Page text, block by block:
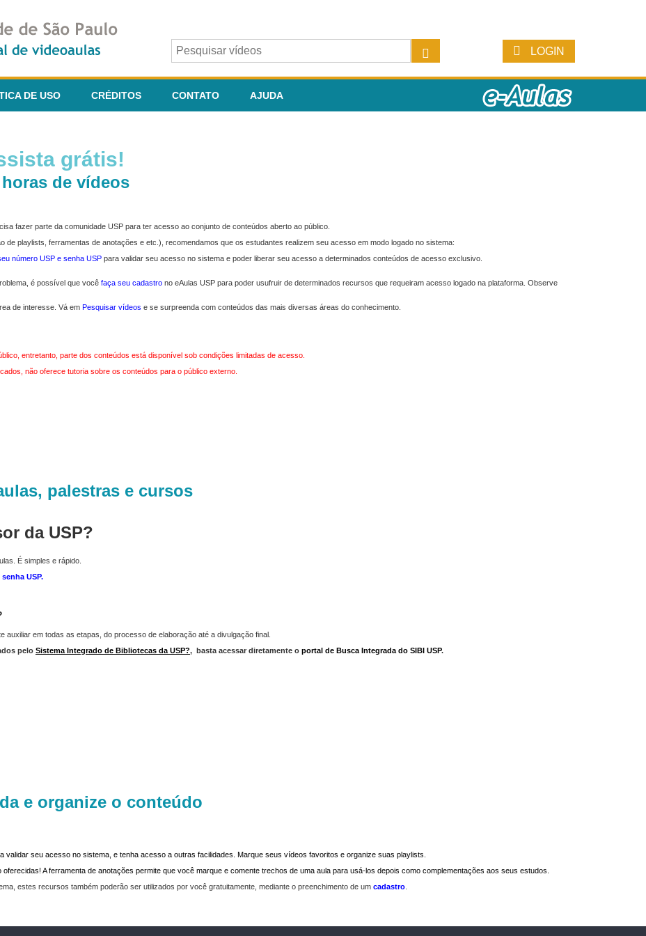
LOGIN
DE USO CRÉDITOS CONTATO AJUDA
grátis!
horas de vídeos
fazer parte da comunidade USP para ter acesso ao conjunto de conteúdos aberto ao público.
de playlists, ferramentas de anotações e etc.), recomendamos que os estudantes realizem seu acesso em modo logado no sistema:
número USP e senha USP para validar seu acesso no sistema e poder liberar seu acesso a determinados conteúdos de acesso exclusivo.
é possível que você faça seu cadastro no eAulas USP para poder usufruir de determinados recursos que requeiram acesso logado na plataforma. Observe
de interesse. Vá em Pesquisar vídeos e se surpreenda com conteúdos das mais diversas áreas do conhecimento.
entretanto, parte dos conteúdos está disponível sob condições limitadas de acesso.
não oferece tutoria sobre os conteúdos para o público externo.
palestras e cursos
da USP?
É simples e rápido.
USP.
auxiliar em todas as etapas, do processo de elaboração até a divulgação final.
pelo Sistema Integrado de Bibliotecas da USP?, basta acessar diretamente o portal de Busca Integrada do SIBI USP.
e organize o conteúdo
validar seu acesso no sistema, e tenha acesso a outras facilidades. Marque seus vídeos favoritos e organize suas playlists.
A ferramenta de anotações permite que você marque e comente trechos de uma aula para usá-los depois como complementações aos seus estudos.
estes recursos também poderão ser utilizados por você gratuitamente, mediante o preenchimento de um cadastro